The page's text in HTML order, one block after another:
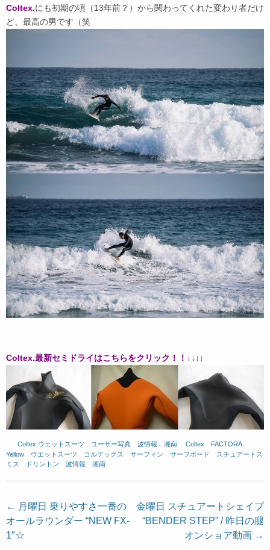
Coltex.にも初期の頃（13年前？）から関わってくれた変わり者だけ
ど、最高の男です（笑
Coltex.最新セミドライはこちらをクリック！！↓↓↓↓
Coltex.ウェットスーツ ユーザー写真 波情報 湘南 Coltex FACTORA.
Yellow
ウエットスーツ コルテックス サーフィン サーフボード
スチュアートス
ミス
ドリントン 波情報 湘南
投
稿
ナ
← 月曜日 乗りやすさ一番の
オールラウンダー “NEW FX-
1″☆
金曜日 スチュアートシェイプ
“BENDER STEP” / 昨日の腿
オンショア動画 →